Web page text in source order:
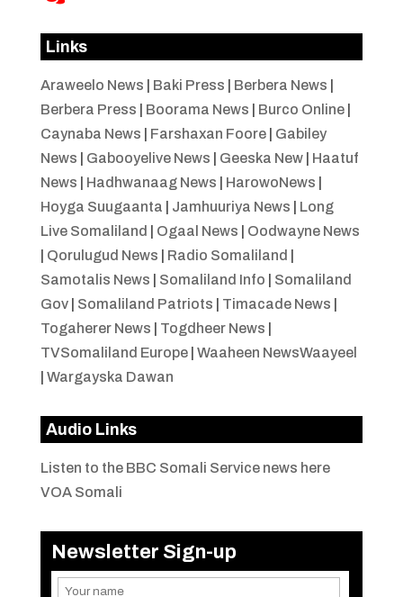
Links
Araweelo News Baki Press Berbera News
Berbera Press
Boorama News Burco Online|
Caynaba News
Farshaxan Foore| Gabiley
News
Gabooyelive News Geeska New| Haatuf
News
Hadhwanaag News HarowoNews
Hoyga Suugaanta
Jamhuuriya News
Long
Live Somaliland
Ogaal News
Oodwayne News
Qorulugud News Radio Somaliland
Samotalis News
Somaliland Info
Somaliland
Gov| Somaliland Patriots Timacade News
Togaherer News
Togdheer News
TVSomaliland Europe| Waaheen NewsWaayeel
Wargayska Dawan
Audio Links
Listen to the BBC Somali Service news here
VOA Somali
Newsletter Sign-up